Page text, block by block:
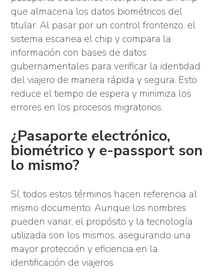
que almacena los datos biométricos del
titular. Al pasar por un control fronterizo, el
sistema escanea el chip y compara la
información con bases de datos
gubernamentales para verificar la identidad
del viajero de manera rápida y segura. Esto
reduce el tiempo de espera y minimiza los
errores en los procesos migratorios.
¿Pasaporte electrónico,
biométrico y e-passport son
lo mismo?
Sí, todos estos términos hacen referencia al
mismo documento. Aunque los nombres
pueden variar, el propósito y la tecnología
utilizada son los mismos, asegurando una
mayor protección y eficiencia en la
identificación de viajeros.